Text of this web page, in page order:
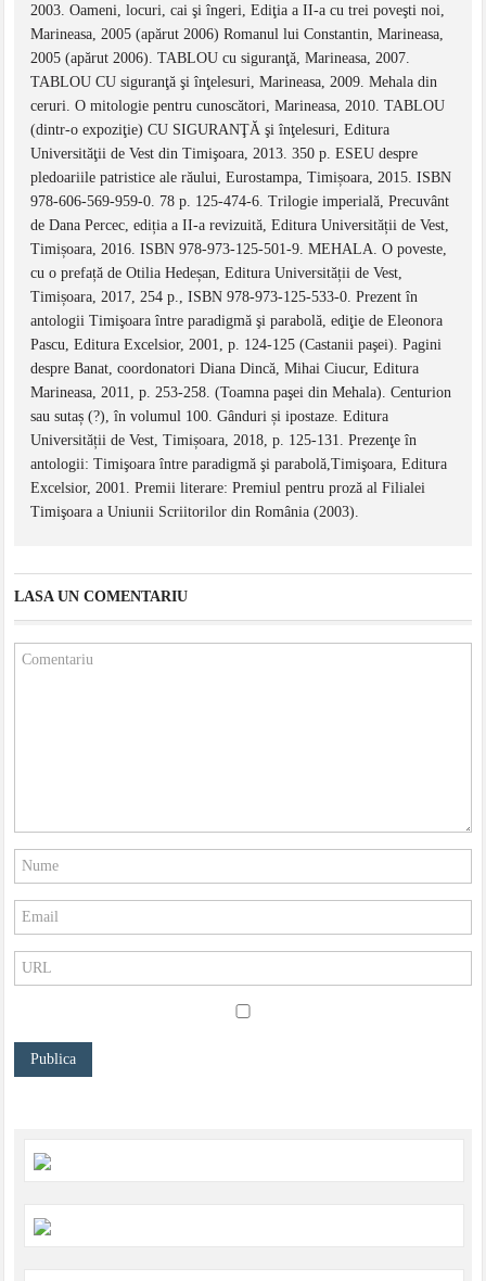
2003. Oameni, locuri, cai şi îngeri, Ediţia a II-a cu trei poveşti noi,
Marineasa, 2005 (apărut 2006) Romanul lui Constantin, Marineasa,
2005 (apărut 2006). TABLOU cu siguranţă, Marineasa, 2007.
TABLOU CU siguranţă şi înţelesuri, Marineasa, 2009. Mehala din
ceruri. O mitologie pentru cunoscători, Marineasa, 2010. TABLOU
(dintr-o expoziţie) CU SIGURANŢĂ şi înţelesuri, Editura
Universităţii de Vest din Timişoara, 2013. 350 p. ESEU despre
pledoariile patristice ale răului, Eurostampa, Timișoara, 2015. ISBN
978-606-569-959-0. 78 p. 125-474-6. Trilogie imperială, Precuvânt
de Dana Percec, ediția a II-a revizuită, Editura Universității de Vest,
Timișoara, 2016. ISBN 978-973-125-501-9. MEHALA. O poveste,
cu o prefață de Otilia Hedeșan, Editura Universității de Vest,
Timișoara, 2017, 254 p., ISBN 978-973-125-533-0. Prezent în
antologii Timişoara între paradigmă şi parabolă, ediţie de Eleonora
Pascu, Editura Excelsior, 2001, p. 124-125 (Castanii paşei). Pagini
despre Banat, coordonatori Diana Dincă, Mihai Ciucur, Editura
Marineasa, 2011, p. 253-258. (Toamna paşei din Mehala). Centurion
sau sutaș (?), în volumul 100. Gânduri și ipostaze. Editura
Universității de Vest, Timișoara, 2018, p. 125-131. Prezenţe în
antologii: Timişoara între paradigmă şi parabolă,Timişoara, Editura
Excelsior, 2001. Premii literare: Premiul pentru proză al Filialei
Timişoara a Uniunii Scriitorilor din România (2003).
LASA UN COMENTARIU